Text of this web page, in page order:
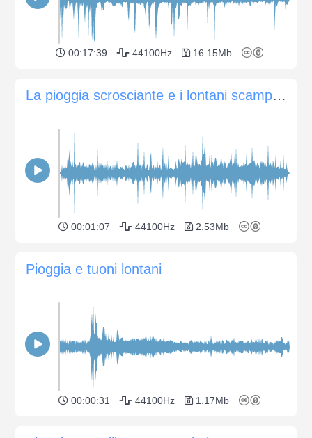
00:17:39 44100Hz 16.15Mb
La pioggia scrosciante e i lontani scampoli di tuono
00:01:07 44100Hz 2.53Mb
Pioggia e tuoni lontani
00:00:31 44100Hz 1.17Mb